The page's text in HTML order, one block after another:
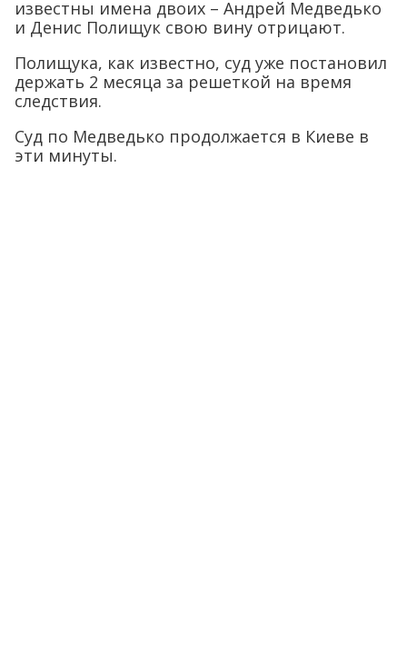
известны имена двоих – Андрей Медведько
и Денис Полищук свою вину отрицают.
Полищука, как известно, суд уже постановил
держать 2 месяца за решеткой на время
следствия.
Суд по Медведько продолжается в Киеве в
эти минуты.